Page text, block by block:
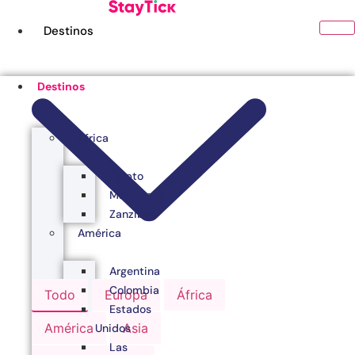
Destinos
Todo Europa África
América Asia
Destinos
África
Egipto
Marruecos
Zanzibar
América
Argentina
Colombia
Estados
Unidos
Las